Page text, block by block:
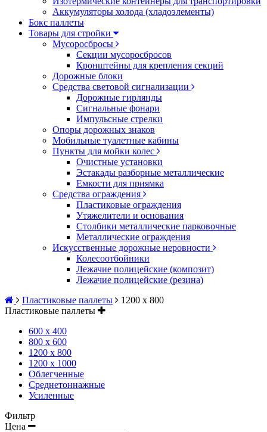
Аккумуляторы холода (хладоэлементы)
Бокс паллеты
Товары для стройки
Мусоросбросы
Секции мусоросбросов
Кронштейны для крепления секций
Дорожные блоки
Средства световой сигнализации
Дорожные гирлянды
Сигнальные фонари
Импульсные стрелки
Опоры дорожных знаков
Мобильные туалетные кабины
Пункты для мойки колес
Очистные установки
Эстакады разборные металлические
Емкости для приямка
Средства ограждения
Пластиковые ограждения
Утяжелители и основания
Столбики металлические парковочные
Металлические ограждения
Искусственные дорожные неровности
Колесоотбойники
Лежачие полицейские (композит)
Лежачие полицейские (резина)
Пластиковые паллеты
1200 х 800
Пластиковые паллеты
600 х 400
800 х 600
1200 х 800
1200 х 1000
Облегченные
Среднетоннажные
Усиленные
Фильтр
Цена